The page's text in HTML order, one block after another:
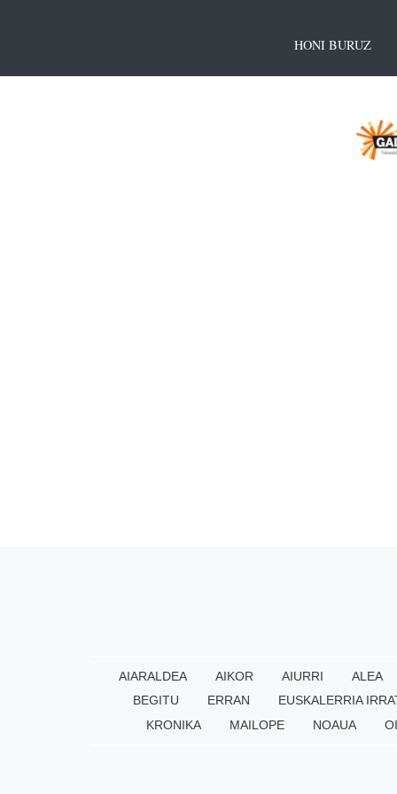
HONI BURUZ
AIARALDEA AIKOR AIURRI ALEA
BEGITU
ERRAN EUSKALERRIA
KRONIKA
MAILOPE NOAUA